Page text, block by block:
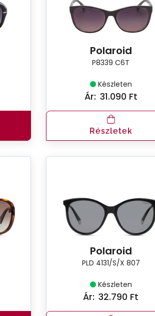
Polaroid
P8339 C6T
Készleten
Ár: 31.090 Ft
Részletek
Polaroid
PLD 4131/S/X 807
Készleten
Ár: 32.790 Ft